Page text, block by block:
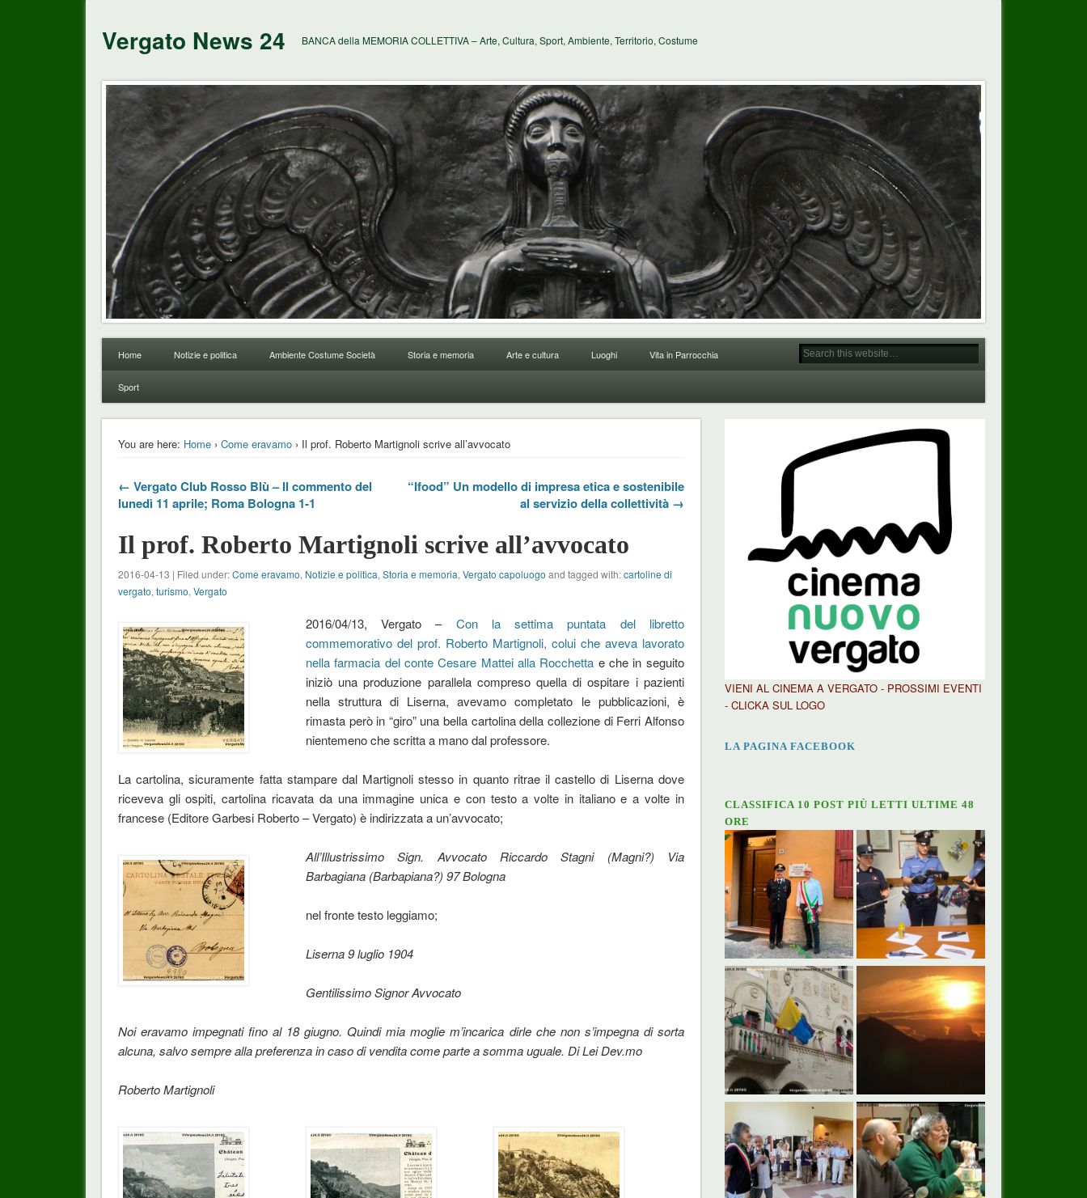
Vergato News 24 BANCA della MEMORIA COLLETTIVA – Arte, Cultura, Sport, Ambiente, Territorio, Costume
Home Notizie e politica Ambiente Costume Società Storia e memoria Arte e cultura Luoghi Vita in Parrocchia
Sport
You are here: Home› Come eravamo› Il prof. Roberto Martignoli scrive all’avvocato
← Vergato Club Rosso Blù – Il commento del
lunedì 11 aprile; Roma Bologna 1-1
“Ifood” Un modello di impresa etica e sostenibile
al servizio della collettività →
Il prof. Roberto Martignoli scrive all’avvocato
2016-04-13 | Filed under:Come eravamo, Notizie e politica, Storia e memoria, Vergato capoluogo and tagged with:cartoline di
vergato, turismo, Vergato
2016/04/13, Vergato – Con la settima puntata del libretto
commemorativo del prof. Roberto Martignoli, colui che aveva lavorato
nella farmacia del conte Cesare Mattei alla Rocchetta e che in seguito
iniziò una produzione parallela compreso quella di ospitare i pazienti
nella struttura di Liserna, avevamo completato le pubblicazioni, è
rimasta però in “giro” una bella cartolina della collezione di Ferri Alfonso
nientemeno che scritta a mano dal professore.
La cartolina, sicuramente fatta stampare dal Martignoli stesso in quanto ritrae il castello di Liserna dove
riceveva gli ospiti, cartolina ricavata da una immagine unica e con testo a volte in italiano e a volte in
francese (Editore Garbesi Roberto – Vergato) è indirizzata a un’avvocato;
All’Illustrissimo Sign. Avvocato Riccardo Stagni (Magni?) Via
Barbagiana (Barbapiana?) 97 Bologna
nel fronte testo leggiamo;
Liserna 9 luglio 1904
Gentilissimo Signor Avvocato
Noi eravamo impegnati fino al 18 giugno. Quindi mia moglie m’incarica dirle che non s’impegna di sorta
alcuna, salvo sempre alla preferenza in caso di vendita come parte a somma uguale. Di Lei Dev.mo
Roberto Martignoli
VIENI AL CINEMA A VERGATO - PROSSIMI EVENTI
- CLICKA SUL LOGO
LA PAGINA FACEBOOK
CLASSIFICA 10 POST PIÙ LETTI ULTIME 48
ORE